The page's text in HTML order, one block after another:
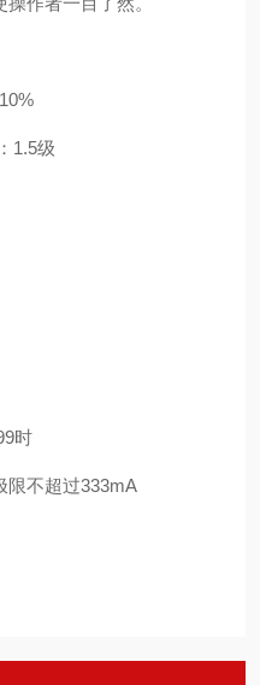
1.5级
时
限不超过333mA